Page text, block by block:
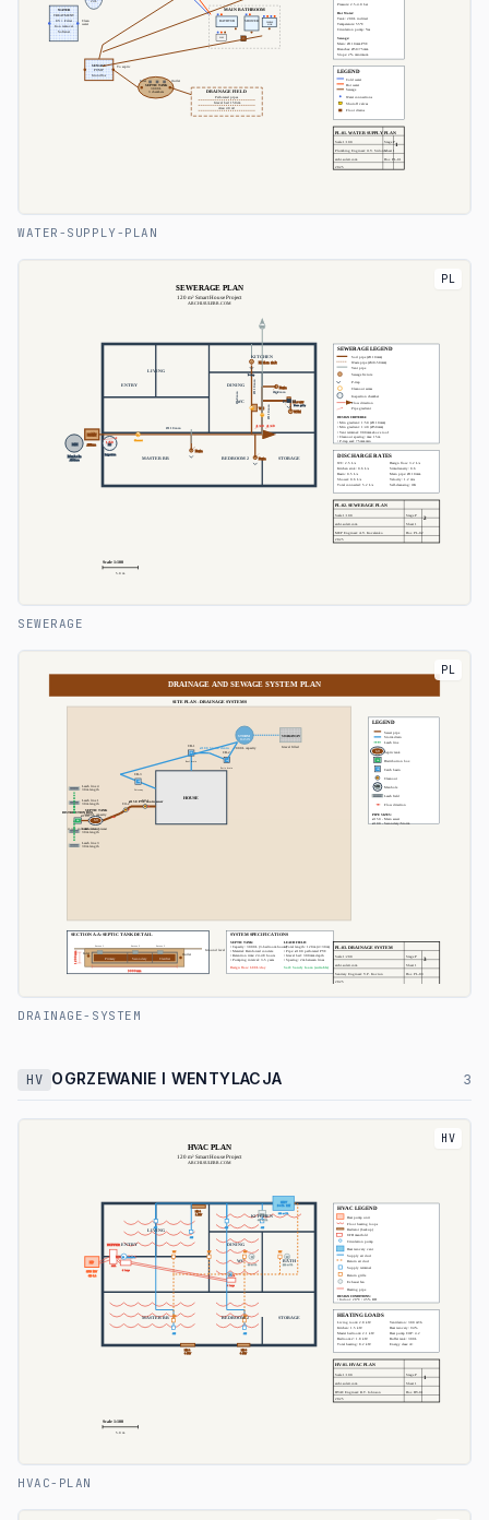
WATER-SUPPLY-PLAN
PL
SEWERAGE
PL
DRAINAGE-SYSTEM
HV OGRZEWANIE I WENTYLACJA 3
HV
HVAC-PLAN